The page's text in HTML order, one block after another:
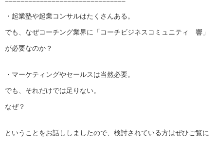
・起業塾や起業コンサルはたくさんある。
でも、なぜコーチング業界に「コーチビジネスコミュニティ 響」
が必要なのか？
・マーケティングやセールスは当然必要。
でも、それだけでは足りない。
なぜ？
ということをお話ししましたので、検討されている方はぜひご覧に